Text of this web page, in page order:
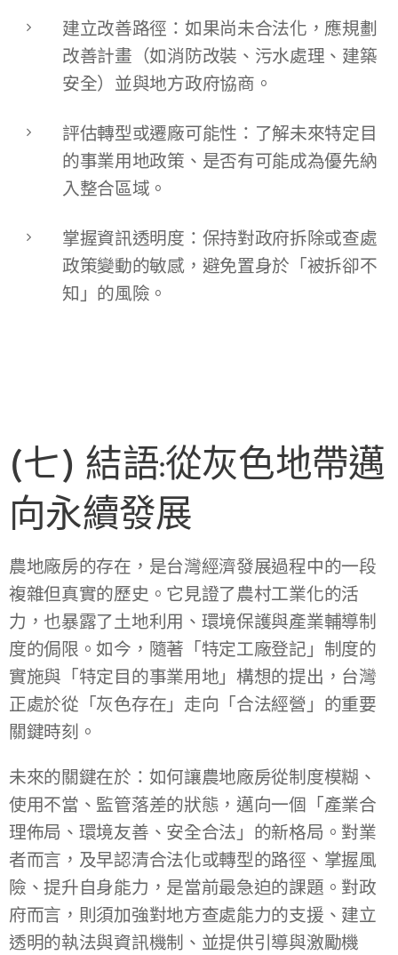
建立改善路徑：如果尚未合法化，應規劃
改善計畫（如消防改裝、污水處理、建築
安全）並與地方政府協商。
評估轉型或遷廠可能性：了解未來特定目
的事業用地政策、是否有可能成為優先納
入整合區域。
掌握資訊透明度：保持對政府拆除或查處
政策變動的敏感，避免置身於「被拆卻不
知」的風險。
(七) 結語:從灰色地帶邁
向永續發展
農地廠房的存在，是台灣經濟發展過程中的一段
複雜但真實的歷史。它見證了農村工業化的活
力，也暴露了土地利用、環境保護與產業輔導制
度的侷限。如今，隨著「特定工廠登記」制度的
實施與「特定目的事業用地」構想的提出，台灣
正處於從「灰色存在」走向「合法經營」的重要
關鍵時刻。
未來的關鍵在於：如何讓農地廠房從制度模糊、
使用不當、監管落差的狀態，邁向一個「產業合
理佈局、環境友善、安全合法」的新格局。對業
者而言，及早認清合法化或轉型的路徑、掌握風
險、提升自身能力，是當前最急迫的課題。對政
府而言，則須加強對地方查處能力的支援、建立
透明的執法與資訊機制、並提供引導與激勵機